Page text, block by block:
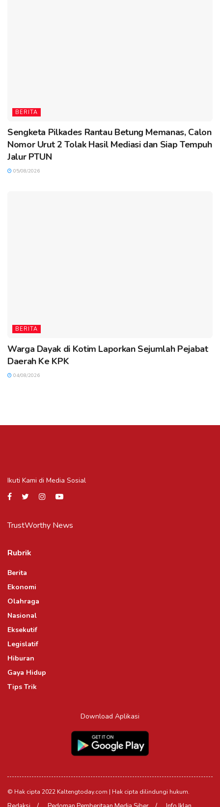
BERITA
Sengketa Pilkades Rantau Betung Memanas, Calon
Nomor Urut 2 Tolak Hasil Mediasi dan Siap Tempuh
Jalur PTUN
05/08/2026
BERITA
Warga Dayak di Kotim Laporkan Sejumlah Pejabat
Daerah Ke KPK
04/08/2026
Ikuti Kami di Media Sosial
TrustWorthy News
Rubrik
Berita
Ekonomi
Olahraga
Nasional
Eksekutif
Legislatif
Hiburan
Gaya Hidup
Tips Trik
Download Aplikasi
© Hak cipta 2022 Kaltengtoday.com | Hak cipta dilindungi hukum.